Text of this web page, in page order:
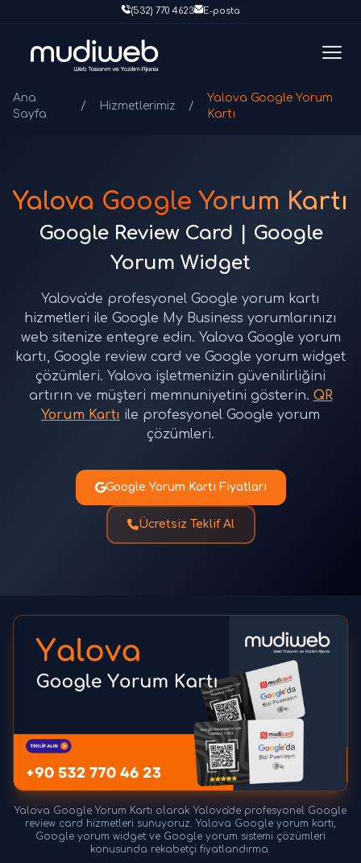
(532) 770 4623 E-posta
Ana
Sayfa
/ Hizmetlerimiz /
Yalova Google Yorum
Kartı
Yalova Google Yorum Kartı
Google Review Card | Google
Yorum Widget
Yalova'de profesyonel Google yorum kartı
hizmetleri ile Google My Business yorumlarınızı
web sitenize entegre edin. Yalova Google yorum
kartı, Google review card ve Google yorum widget
çözümleri. Yalova işletmenizin güvenilirliğini
artırın ve müşteri memnuniyetini gösterin. QR
Yorum Kartı ile profesyonel Google yorum
çözümleri.
Google Yorum Kartı Fiyatları
Ücretsiz Teklif Al
Yalova Google Yorum Kartı olarak Yalova'de profesyonel Google
review card hizmetleri sunuyoruz. Yalova Google yorum kartı,
Google yorum widget ve Google yorum sistemi çözümleri
konusunda rekabetçi fiyatlandırma.